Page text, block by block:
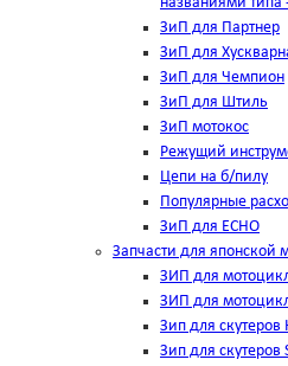
ЗиП для Партнер
ЗиП для
ЗиП для Чемпион
ЗиП для Штиль
ЗиП мотокос
Режущий
Цепи на б/пилу
Популярные
ЗиП для ЕСНО
Запчасти для японской
ЗИП для
ЗИП для
Зип для скутеров
Зип для скутеров